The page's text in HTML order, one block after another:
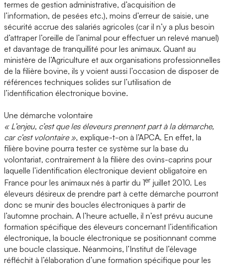
termes de gestion administrative, d’acquisition de
l’information, de pesées etc.), moins d’erreur de saisie, une
sécurité accrue des salariés agricoles (car il n’y a plus besoin
d’attraper l’oreille de l’animal pour effectuer un relevé manuel)
et davantage de tranquillité pour les animaux. Quant au
ministère de l’Agriculture et aux organisations professionnelles
de la filière bovine, ils y voient aussi l’occasion de disposer de
références techniques solides sur l’utilisation de
l’identification électronique bovine.
Une démarche volontaire
« L’enjeu, c’est que les éleveurs prennent part à la démarche,
car c’est volontaire », explique-t-on à l’APCA. En effet, la
filière bovine pourra tester ce système sur la base du
volontariat, contrairement à la filière des ovins-caprins pour
laquelle l’identification électronique devient obligatoire en
France pour les animaux nés à partir du 1er juillet 2010. Les
éleveurs désireux de prendre part à cette démarche pourront
donc se munir des boucles électroniques à partir de
l’automne prochain. A l’heure actuelle, il n’est prévu aucune
formation spécifique des éleveurs concernant l’identification
électronique, la boucle électronique se positionnant comme
une boucle classique. Néanmoins, l’Institut de l’élevage
réfléchit à l’élaboration d’une formation spécifique pour les